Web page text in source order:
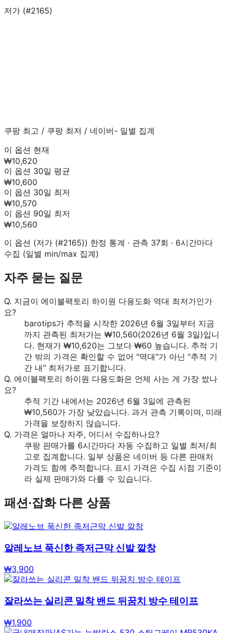
저가 (#2165)
쿠팡 최고 / 쿠팡 최저 / 네이버- 일별 집계
이 옵션 현재
₩10,620
이 옵션 30일 평균
₩10,600
이 옵션 30일 최저
₩10,570
이 옵션 90일 최저
₩10,560
이 옵션 (저가 (#2165)) 한정 통계 · 관측 37회 · 6시간마다
수집 (일별 min/max 집계)
자주 묻는 질문
Q. 지금이 에이블팩토리 하이원 다용도화 역대 최저가인가
요?
barotips가 추적을 시작한 2026년 6월 3일부터 지금
까지 관측된 최저가는 ₩10,560(2026년 6월 3일)입니
다. 현재가 ₩10,620는 그보다 ₩60 높습니다. 추적 기
간 밖의 가격은 확인할 수 없어 "역대"가 아닌 "추적 기
간 내" 최저가로 표기합니다.
Q. 에이블팩토리 하이원 다용도화은 언제 사는 게 가장 쌌나
요?
추적 기간 내에서는 2026년 6월 3일에 관측된
₩10,560가 가장 낮았습니다. 과거 관측 기록이며, 미래
가격을 보장하지 않습니다.
Q. 가격은 얼마나 자주, 어디서 수집하나요?
쿠팡 판매가를 6시간마다 자동 수집하고 일별 최저/최
고로 집계합니다. 일부 상품은 네이버 등 다른 판매처
가격도 함께 추적합니다. 표시 가격은 수집 시점 기준이
라 실제 판매가와 다를 수 있습니다.
패션·잡화다른 상품
알레노브 푹신한 족저근막 신발 깔창
₩3,900
잘라쓰는 실리콘 밀착 밴드 뒤꿈치 방수 테이프
₩1,900